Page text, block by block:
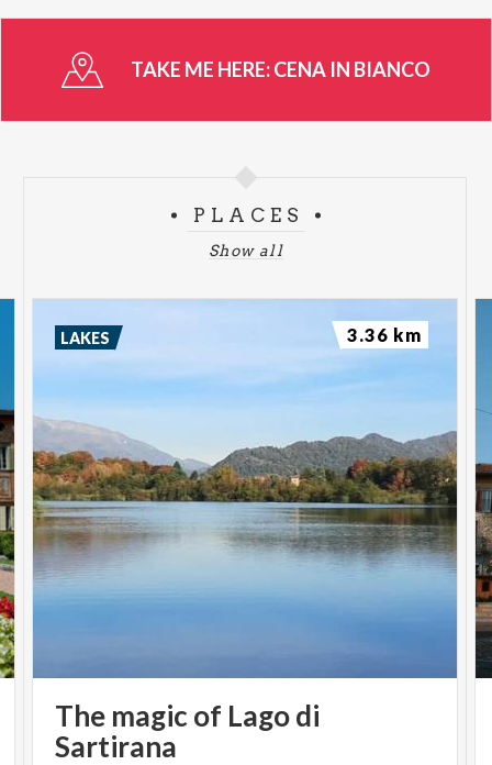
TAKE ME HERE:CENA IN BIANCO
PLACES
Show all
The magic of Lago di
Sartirana
LAKES 3.36 km